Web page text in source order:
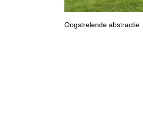
Oogstrelende abstractie